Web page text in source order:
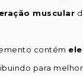
muscular
contém
para